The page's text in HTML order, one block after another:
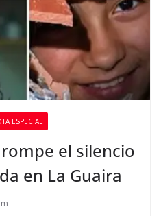
ESPECIAL
el silencio
en La Guaira